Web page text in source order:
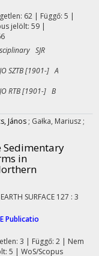
62 | Függő: 5 |
jelölt: 59 |
SJR
SZTB [1901-] A
RTB [1901-] B
János ; Gałka, Mariusz ;
Sedimentary
in
SURFACE 127 : 3
Publicatio
3 | Függő: 2 | Nem
5 | WoS/Scopus